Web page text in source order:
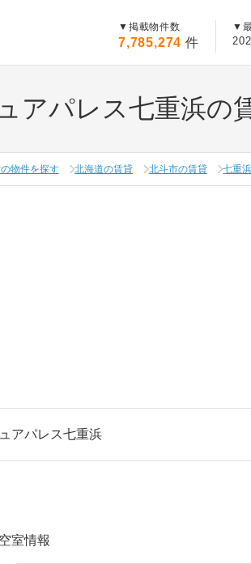
▼ 掲載物件数
7,785,274 件
▼
アパレス七重浜の
物件を探す 北海道の賃貸 北斗市の賃貸 七重
アパレス七重浜
空室情報